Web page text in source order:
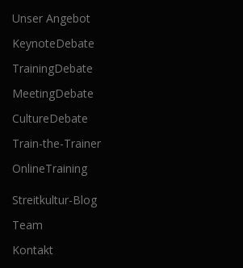
Unser Angebot
KeynoteDebate
TrainingDebate
MeetingDebate
CultureDebate
Train-the-Trainer
OnlineTraining
Streitkultur-Blog
Team
Kontakt